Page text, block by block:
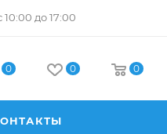
10:00 до 17:00
0 0 0